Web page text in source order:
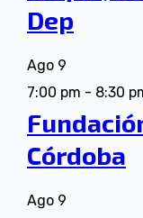
Dep
Ago 9
7:00 pm - 8:30
Córdoba
Ago 9